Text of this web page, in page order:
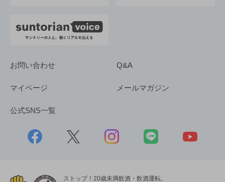
お問い合わせ Q&A
マイページ メールマガジン
公式SNS一覧
ストップ！20歳未満飲酒・飲酒運転。